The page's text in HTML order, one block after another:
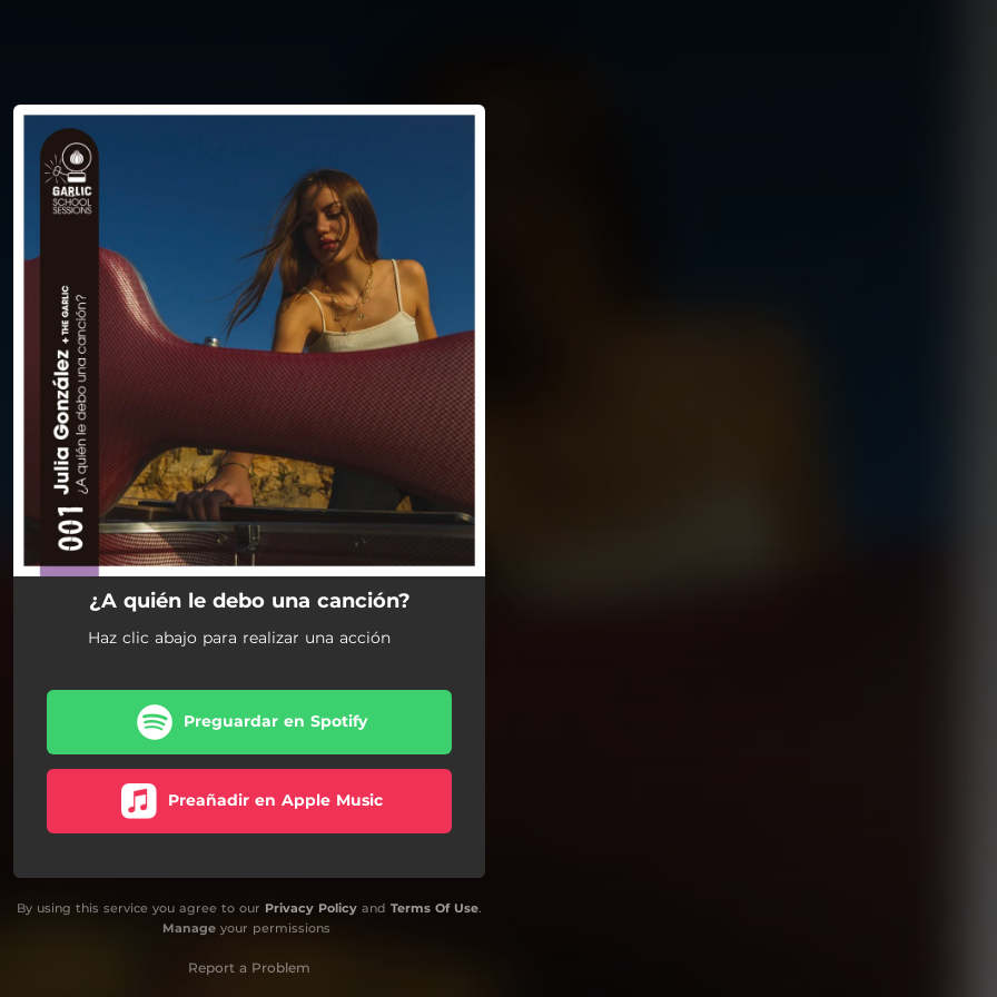
¿A quién le debo una canción?
Haz clic abajo para realizar una acción
Preguardar en Spotify
Preañadir en Apple Music
By using this service you agree to our Privacy Policy and Terms Of Use.
Manageyour permissions
Report a Problem